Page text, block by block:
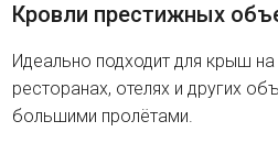
Кровли престижных
Идеально подходит для крыш
ресторанах, отелях и других
большими пролётами.